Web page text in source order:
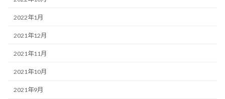
2022年1月
2021年12月
2021年11月
2021年10月
2021年9月